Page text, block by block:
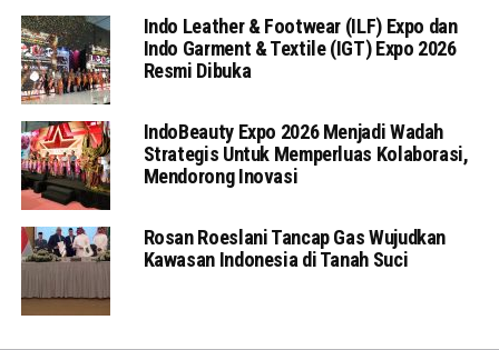
Indo Leather & Footwear (ILF) Expo dan
Indo Garment & Textile (IGT) Expo 2026
Resmi Dibuka
IndoBeauty Expo 2026 Menjadi Wadah
Strategis Untuk Memperluas Kolaborasi,
Mendorong Inovasi
Rosan Roeslani Tancap Gas Wujudkan
Kawasan Indonesia di Tanah Suci